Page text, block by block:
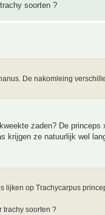
soorten ?
De nakomleing
zaden? De princeps
krijgen ze natuurlijk wel
lijken op Trachycarpus
trachy soorten ?